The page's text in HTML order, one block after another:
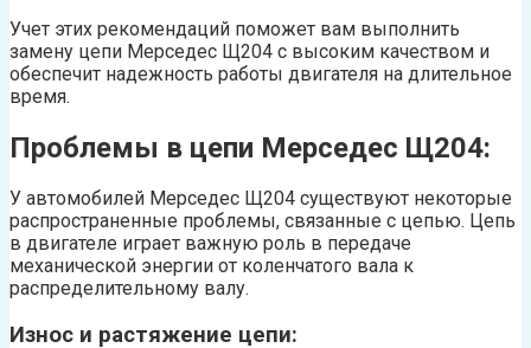
Учет этих рекомендаций поможет вам выполнить
замену цепи Мерседес Щ204 с высоким качеством и
обеспечит надежность работы двигателя на длительное
время.
Проблемы в цепи Мерседес Щ204:
У автомобилей Мерседес Щ204 существуют некоторые
распространенные проблемы, связанные с цепью. Цепь
в двигателе играет важную роль в передаче
механической энергии от коленчатого вала к
распределительному валу.
Износ и растяжение цепи: